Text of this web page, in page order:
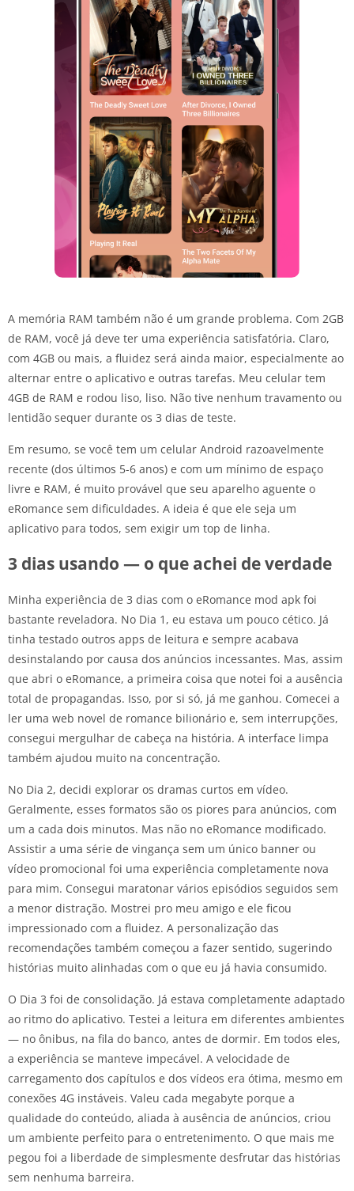
A memória RAM também não é um grande problema. Com 2GB
de RAM, você já deve ter uma experiência satisfatória. Claro,
com 4GB ou mais, a fluidez será ainda maior, especialmente ao
alternar entre o aplicativo e outras tarefas. Meu celular tem
4GB de RAM e rodou liso, liso. Não tive nenhum travamento ou
lentidão sequer durante os 3 dias de teste.
Em resumo, se você tem um celular Android razoavelmente
recente (dos últimos 5-6 anos) e com um mínimo de espaço
livre e RAM, é muito provável que seu aparelho aguente o
eRomance sem dificuldades. A ideia é que ele seja um
aplicativo para todos, sem exigir um top de linha.
3 dias usando — o que achei de verdade
Minha experiência de 3 dias com o eRomance mod apk foi
bastante reveladora. No Dia 1, eu estava um pouco cético. Já
tinha testado outros apps de leitura e sempre acabava
desinstalando por causa dos anúncios incessantes. Mas, assim
que abri o eRomance, a primeira coisa que notei foi a ausência
total de propagandas. Isso, por si só, já me ganhou. Comecei a
ler uma web novel de romance bilionário e, sem interrupções,
consegui mergulhar de cabeça na história. A interface limpa
também ajudou muito na concentração.
No Dia 2, decidi explorar os dramas curtos em vídeo.
Geralmente, esses formatos são os piores para anúncios, com
um a cada dois minutos. Mas não no eRomance modificado.
Assistir a uma série de vingança sem um único banner ou
vídeo promocional foi uma experiência completamente nova
para mim. Consegui maratonar vários episódios seguidos sem
a menor distração. Mostrei pro meu amigo e ele ficou
impressionado com a fluidez. A personalização das
recomendações também começou a fazer sentido, sugerindo
histórias muito alinhadas com o que eu já havia consumido.
O Dia 3 foi de consolidação. Já estava completamente adaptado
ao ritmo do aplicativo. Testei a leitura em diferentes ambientes
— no ônibus, na fila do banco, antes de dormir. Em todos eles,
a experiência se manteve impecável. A velocidade de
carregamento dos capítulos e dos vídeos era ótima, mesmo em
conexões 4G instáveis. Valeu cada megabyte porque a
qualidade do conteúdo, aliada à ausência de anúncios, criou
um ambiente perfeito para o entretenimento. O que mais me
pegou foi a liberdade de simplesmente desfrutar das histórias
sem nenhuma barreira.